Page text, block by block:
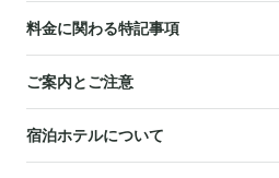
料金に関わる特記事項
ご案内とご注意
宿泊ホテルについて